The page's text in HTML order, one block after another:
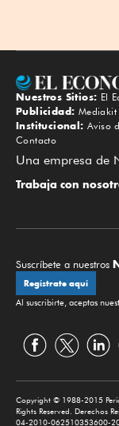
Nuestros Sitios: El
Publicidad: Mediakit
Institucional: Aviso
Contacto
Una empresa de
Trabaja con
Suscríbete a nuestros
Regístrate aquí
Al suscribirte, aceptas
Copyright © 1988-2015
Rights Reserved. Derechos
04-2010-062510353600-